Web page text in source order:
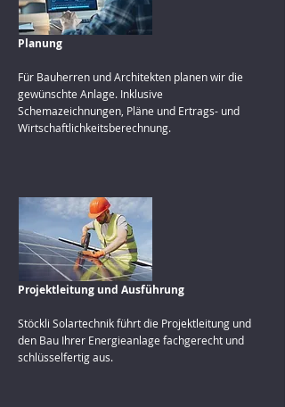
Planung
Für Bauherren und Architekten planen wir die
gewünschte Anlage. Inklusive
Schemazeichnungen, Pläne und Ertrags- und
Wirtschaftlichkeitsberechnung.
Projektleitung und Ausführung
Stöckli Solartechnik führt die Projektleitung und
den Bau Ihrer Energieanlage fachgerecht und
schlüsselfertig aus.